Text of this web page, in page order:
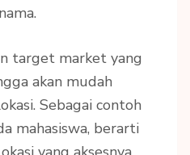
target market yang
akan mudah
Sebagai contoh
mahasiswa, berarti